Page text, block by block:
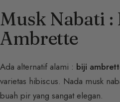
Musk Nabati :
Ambrette
Ada alternatif alami : biji
varietas hibiscus. Nada musk
buah pir yang sangat elegan.